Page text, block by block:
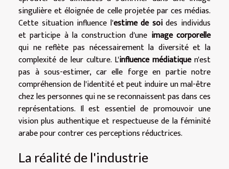
singulière et éloignée de celle projetée par ces médias.
Cette situation influence l'estime de soides individus
et participe à la construction d'une image corporelle
qui ne reflète pas nécessairement la diversité et la
complexité de leur culture. L'influence médiatiquen'est
pas à sous-estimer, car elle forge en partie notre
compréhension de l'identité et peut induire un mal-être
chez les personnes qui ne se reconnaissent pas dans ces
représentations. Il est essentiel de promouvoir une
vision plus authentique et respectueuse de la féminité
arabe pour contrer ces perceptions réductrices.
La réalité de l'industrie